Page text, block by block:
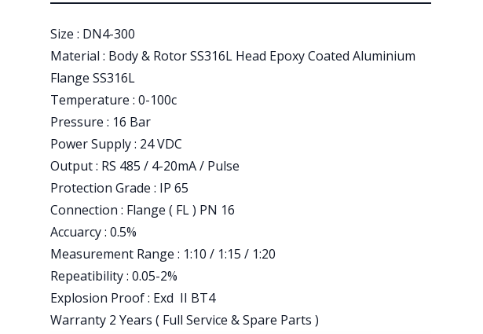
Size : DN4-300
Material : Body & Rotor SS316L Head Epoxy Coated Aluminium
Flange SS316L
Temperature : 0-100c
Pressure : 16 Bar
Power Supply : 24 VDC
Output : RS 485 / 4-20mA / Pulse
Protection Grade : IP 65
Connection : Flange ( FL ) PN 16
Accuarcy : 0.5%
Measurement Range : 1:10 / 1:15 / 1:20
Repeatibility : 0.05-2%
Explosion Proof : Exd II BT4
Warranty 2 Years ( Full Service & Spare Parts )